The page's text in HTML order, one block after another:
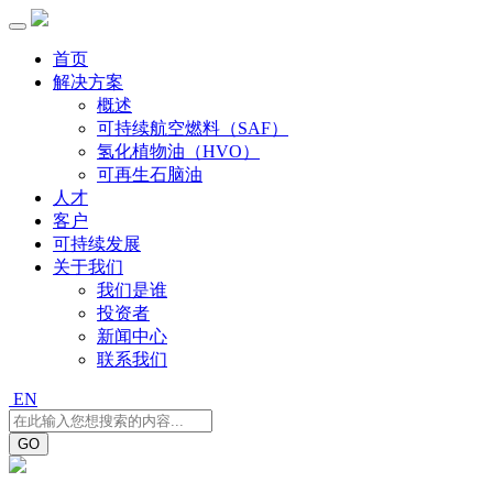
首页
解决方案
概述
可持续航空燃料（SAF）
氢化植物油（HVO）
可再生石脑油
人才
客户
可持续发展
关于我们
我们是谁
投资者
新闻中心
联系我们
EN
GO